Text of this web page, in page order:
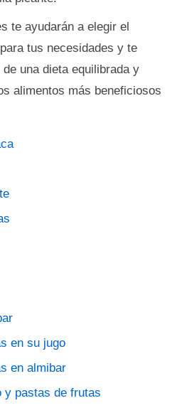
te ayudarán a elegir el
tus necesidades y te
una dieta equilibrada y
alimentos más beneficiosos
en su jugo
en almibar
y pastas de frutas